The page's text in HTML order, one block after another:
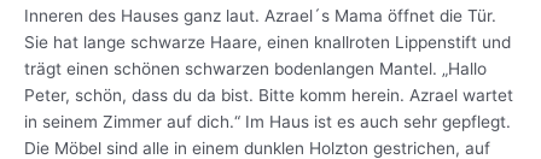
Inneren des Hauses ganz laut. Azrael´s Mama öffnet die Tür.
Sie hat lange schwarze Haare, einen knallroten Lippenstift und
trägt einen schönen schwarzen bodenlangen Mantel. „Hallo
Peter, schön, dass du da bist. Bitte komm herein. Azrael wartet
in seinem Zimmer auf dich.“ Im Haus ist es auch sehr gepflegt.
Die Möbel sind alle in einem dunklen Holzton gestrichen, auf